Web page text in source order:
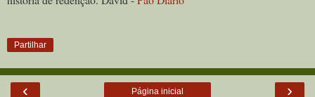
Partilhar
‹ ›
Página inicial